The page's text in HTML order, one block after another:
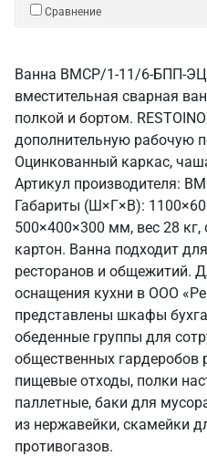
Сравнение
Ванна ВМСР/1-11/6-БПП-ЭЦ
вместительная сварная
полкой и бортом.
дополнительную рабочую
Оцинкованный каркас,
Артикул производителя:
Габариты (Ш×Г×В):
500×400×300 мм, вес 28
картон. Ванна подходит
ресторанов и общежитий.
оснащения кухни в ООО
представлены шкафы
обеденные группы для
общественных гардеробов
пищевые отходы, полки
паллетные, баки для
из нержавейки, скамейки
противогазов.